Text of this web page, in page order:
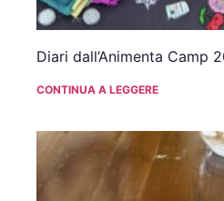
Diari dall’Animenta Camp
CONTINUA A LEGGERE